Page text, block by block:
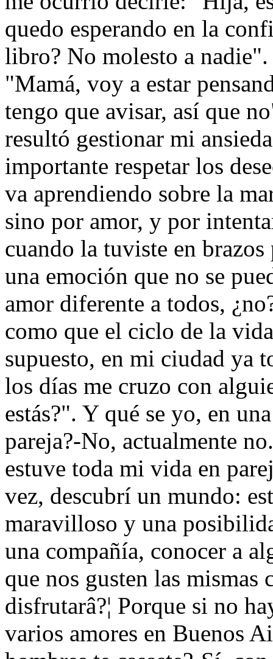
quedo esperando en la
libro? No molesto a
"Mamá, voy a estar
tengo que avisar, así que
resultó gestionar mi
importante respetar los
va aprendiendo sobre la
sino por amor, y por
cuando la tuviste en
una emoción que no se
amor diferente a todos,
como que el ciclo de la
supuesto, en mi ciudad ya
los días me cruzo con
estás?". Y qué se yo, en
pareja?-No, actualmente
estuve toda mi vida en
vez, descubrí un mundo:
maravilloso y una
una compañía, conocer a
que nos gusten las mismas
disfrutarâ?¦ Porque si no
varios amores en Buenos